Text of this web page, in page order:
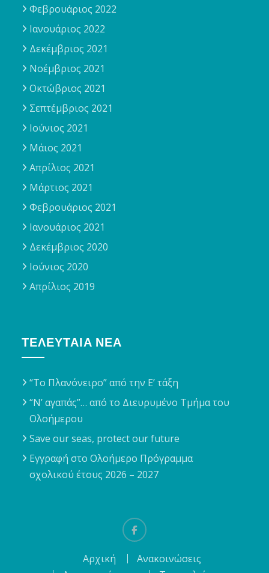
Φεβρουάριος 2022
Ιανουάριος 2022
Δεκέμβριος 2021
Νοέμβριος 2021
Οκτώβριος 2021
Σεπτέμβριος 2021
Ιούνιος 2021
Μάιος 2021
Απρίλιος 2021
Μάρτιος 2021
Φεβρουάριος 2021
Ιανουάριος 2021
Δεκέμβριος 2020
Ιούνιος 2020
Απρίλιος 2019
ΤΕΛΕΥΤΑΊΑ ΝΈΑ
“Το Πλανόνειρο” από την Ε’ τάξη
“Ν’ αγαπάς”… από το Διευρυμένο Τμήμα του
Ολοήμερου
Save our seas, protect our future
Εγγραφή στο Ολοήμερο Πρόγραμμα
σχολικού έτους 2026 – 2027
Αρχική
Ανακοινώσεις